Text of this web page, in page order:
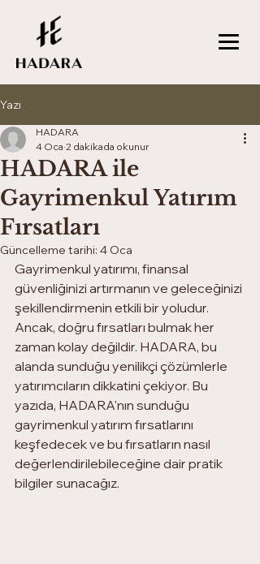
Yazı
HADARA ile
Gayrimenkul Yatırım
Fırsatları
HADARA
4 Oca 2 dakikada okunur
Güncelleme tarihi: 4 Oca
Gayrimenkul yatırımı, finansal
güvenliğinizi artırmanın ve geleceğinizi
şekillendirmenin etkili bir yoludur.
Ancak, doğru fırsatları bulmak her
zaman kolay değildir. HADARA, bu
alanda sunduğu yenilikçi çözümlerle
yatırımcıların dikkatini çekiyor. Bu
yazıda, HADARA'nın sunduğu
gayrimenkul yatırım fırsatlarını
keşfedecek ve bu fırsatların nasıl
değerlendirilebileceğine dair pratik
bilgiler sunacağız.